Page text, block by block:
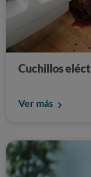
Cuchillos
Ver más